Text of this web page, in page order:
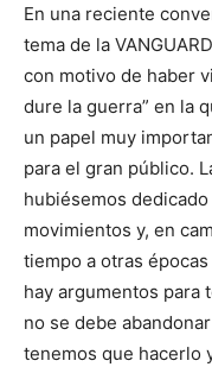
En una reciente
tema de la
con motivo de haber
dure la guerra” en la
un papel muy
para el gran público.
hubiésemos
movimientos y, en
tiempo a otras
hay argumentos para
no se debe
tenemos que hacerlo